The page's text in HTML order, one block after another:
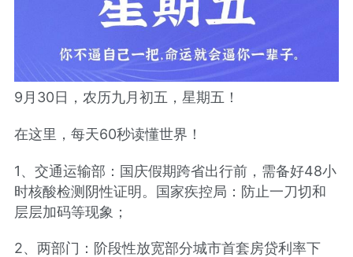
卡卡动能素 无创溶斑术
美业357 芯诗妍
每次200金币 点击购买
师 小熊水光
脂
卡卡动能素
皇斯普拉雅
9月30日，农历九月初五，星期五！
在这里，每天60秒读懂世界！
1、交通运输部：国庆假期跨省出行前，需备好48小
时核酸检测阴性证明。国家疾控局：防止一刀切和
层层加码等现象；
2、两部门：阶段性放宽部分城市首套房贷利率下